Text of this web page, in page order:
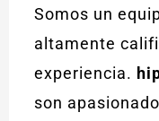
Somos un
altamente
experiencia.
son